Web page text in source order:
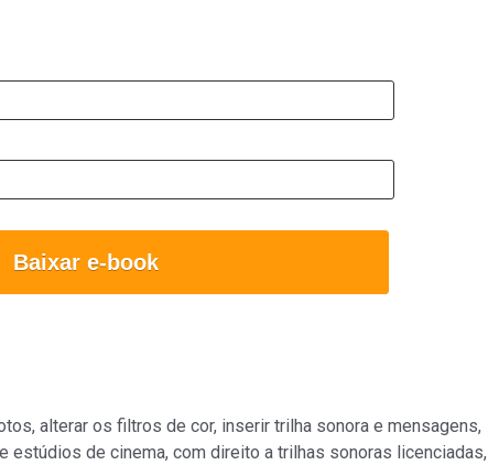
Baixar e-book
alterar os filtros de cor, inserir trilha sonora e mensagens,
de cinema, com direito a trilhas sonoras licenciadas,